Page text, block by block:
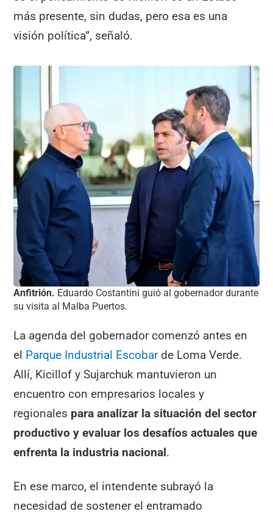
más presente, sin dudas, pero esa es una
visión política”, señaló.
Anfitrión. Eduardo Costantini guió al gobernador durante
su visita al Malba Puertos.
La agenda del gobernador comenzó antes en
el Parque Industrial Escobarde Loma Verde.
Allí, Kicillof y Sujarchuk mantuvieron un
encuentro con empresarios locales y
regionales para analizar la situación del sector
productivo y evaluar los desafíos actuales que
enfrenta la industria nacional.
En ese marco, el intendente subrayó la
necesidad de sostener el entramado